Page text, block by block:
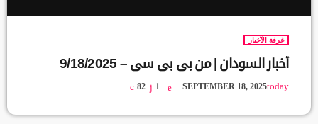
غرفة الآخبار
أخبار السودان | من بي بي سي – 9/18/2025
today
SEPTEMBER 18, 2025
82 1